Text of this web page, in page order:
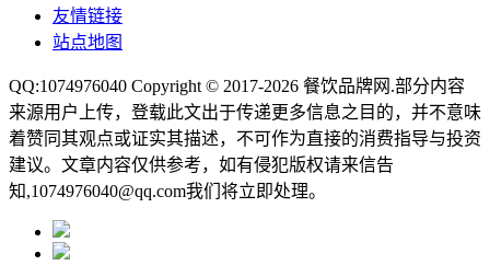
友情链接
站点地图
QQ:1074976040 Copyright © 2017-2026 餐饮品牌网 .部分内容
来源用户上传，登载此文出于传递更多信息之目的，并不意味
着赞同其观点或证实其描述，不可作为直接的消费指导与投资
建议。文章内容仅供参考，如有侵犯版权请来信告
知,1074976040@qq.com我们将立即处理。